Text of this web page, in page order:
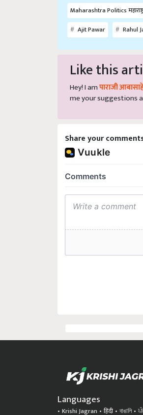
Maharashtra Politics
Ajit Pawar
Rahul
Like this
Hey! I am पाराजी
me your suggestions
Share your
Languages
Krishi Jagran हिंदी বাঙালি